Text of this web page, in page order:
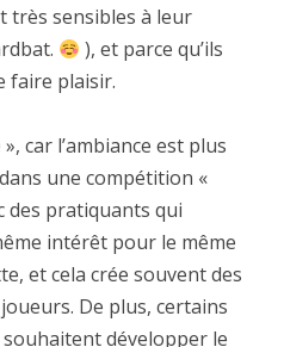
très sensibles à leur
), et parce qu’ils
faire plaisir.
», car l’ambiance est plus
une compétition «
des pratiquants qui
intérêt pour le même
et cela crée souvent des
De plus, certains
développer le